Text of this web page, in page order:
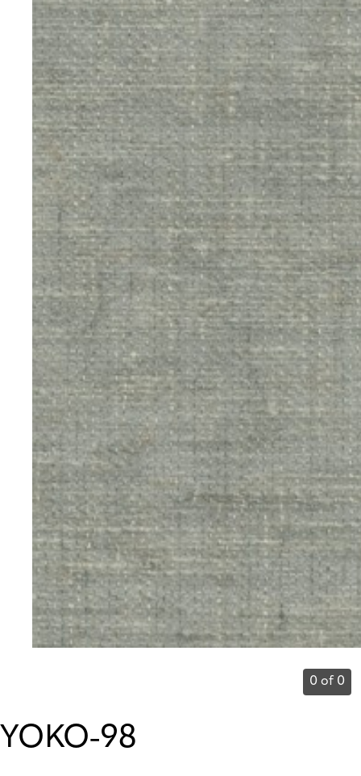
0 of 0
YOKO-98